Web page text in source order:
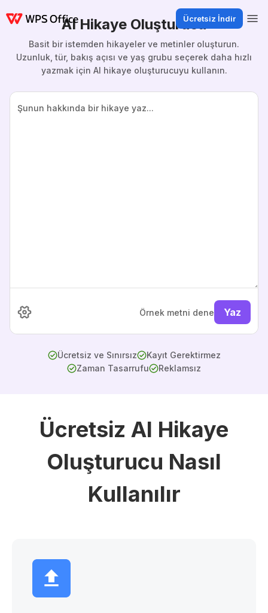
Ücretsiz İndir
AI Hikaye Oluşturucu
Basit bir istemden hikayeler ve metinler oluşturun.
Uzunluk, tür, bakış açısı ve yaş grubu seçerek daha hızlı
yazmak için AI hikaye oluşturucuyu kullanın.
Örnek metni dene Yaz
Ücretsiz ve Sınırsız
Kayıt Gerektirmez
Zaman Tasarrufu
Reklamsız
Ücretsiz AI Hikaye
Oluşturucu Nasıl
Kullanılır